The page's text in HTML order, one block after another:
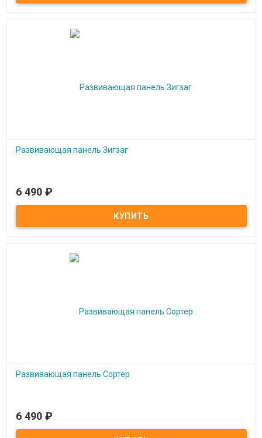
Развивающая панель Зигзаг
В наличии
Развивающая панель Зигзаг
6 490 ₽
Развивающая панель Сортер
В наличии
Развивающая панель Сортер
6 490 ₽